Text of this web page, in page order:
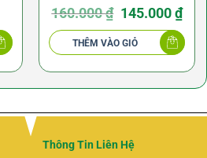
Phi Tinh – Elizabeth Moran
160.000₫ Giá
gốc
160.000 ₫.
145.000₫Giá
hiện
là:
THÊM VÀO GIỎ
Thông Tin Liên Hệ